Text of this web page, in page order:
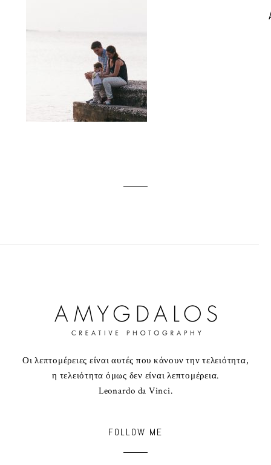
Οι λεπτομέρειες είναι αυτές που κάνουν την τελειότητα,
η τελειότητα όμως δεν είναι λεπτομέρεια.
Leonardo da Vinci.
FOLLOW ME